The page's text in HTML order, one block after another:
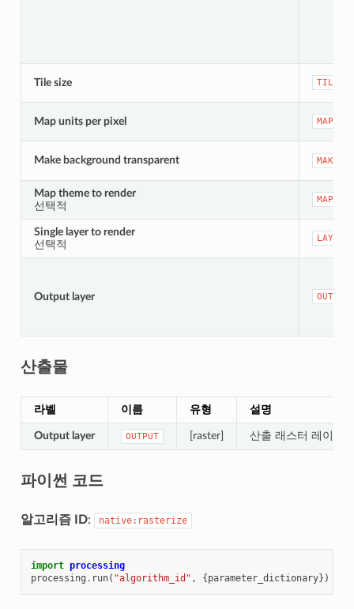
Tile size
Map units per pixel
Make background transparent
Map theme to render
선택적
Single layer to render
선택적
LAYER
Output layer OUTPUT
산출물
라벨 이름 유형 설명
Output layer OUTPUT [raster] 산출 래스터 레이어
파이썬 코드
알고리즘 ID: native:rasterize
import processing
processing . run( "algorithm_id" , {parameter_dictionary})